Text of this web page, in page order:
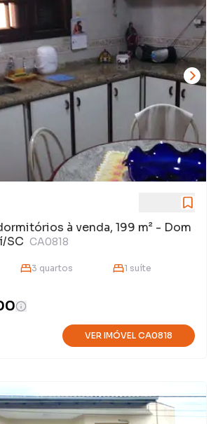
à venda, 199 m² - Dom
SC CA0818
3 quartos 1 suíte
VER IMÓVEL CA0818